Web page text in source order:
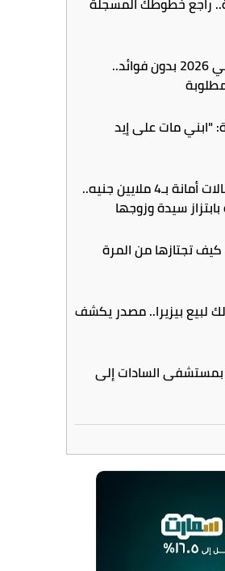
قرض بنك ناصر الاجتماعي 2026 بدون فوائد..
"ابني مات على إيد
التبرع بكليته مقابل إيصالات أمانة بـ4 ملايين جنيه..
سيدة وزوجها
تجتازها من المرة
لبيع بيزيرا.. مصدر يكشف
بمستشفى السادات إلى